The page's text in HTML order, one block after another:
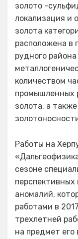
золото -
локализация и
золота
расположена в
рудного
количеством
промышленных
золота, а
Работы на
сезоне
перспективных
аномалий,
работами в
трехлетней
на предмет